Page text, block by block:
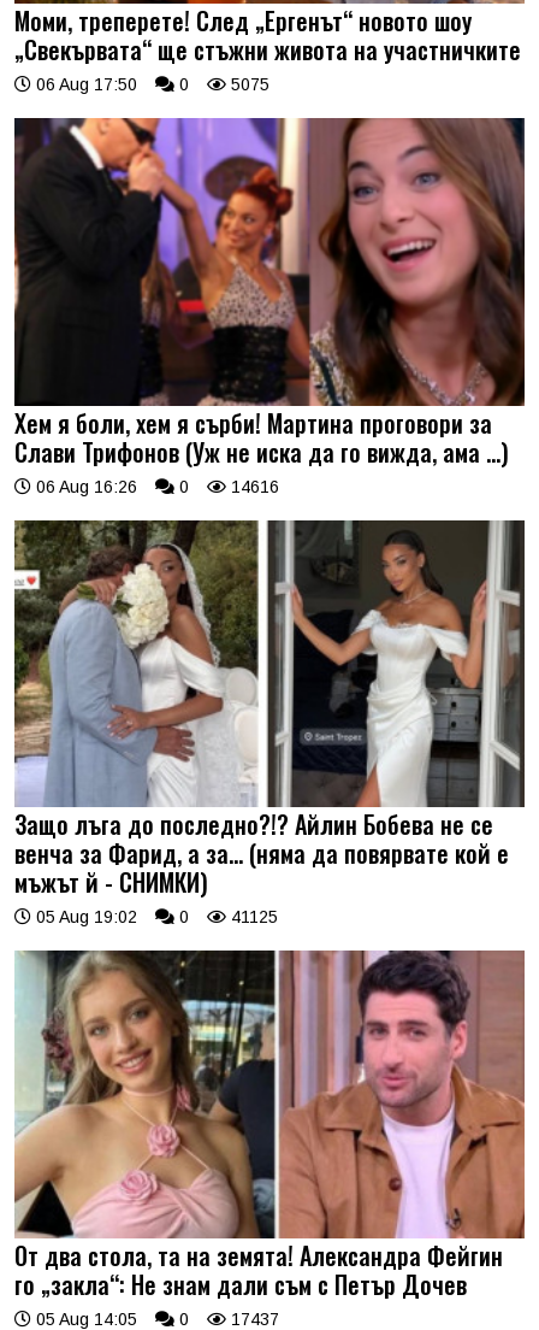
Моми, треперете! След „Ергенът“ новото шоу
„Свекървата“ ще стъжни живота на участничките
06 Aug 17:50 0 5075
Хем я боли, хем я сърби! Мартина проговори за
Слави Трифонов (Уж не иска да го вижда, ама …)
06 Aug 16:26 0 14616
Защо лъга до последно?!? Айлин Бобева не се
венча за Фарид, а за... (няма да повярвате кой е
мъжът й - СНИМКИ)
05 Aug 19:02 0 41125
От два стола, та на земята! Александра Фейгин
го „закла“: Не знам дали съм с Петър Дочев
05 Aug 14:05 0 17437